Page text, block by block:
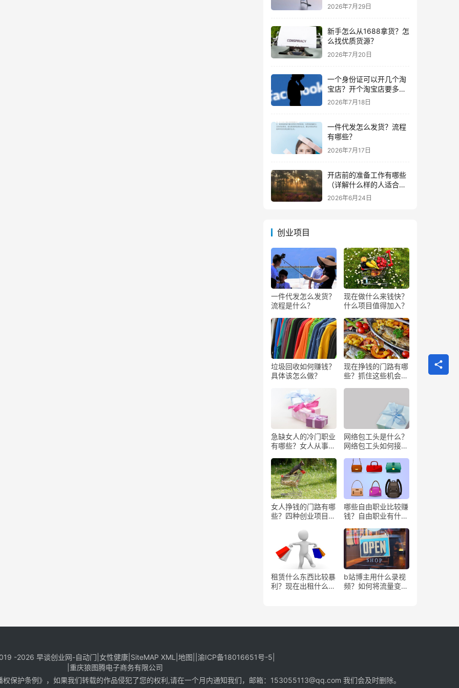
些？
2026年7月29日
新手怎么从1688拿货？怎
么找优质货源？
2026年7月20日
一个身份证可以开几个淘
宝店？开个淘宝店要多少
钱？
2026年7月18日
一件代发怎么发货？流程
有哪些？
2026年7月17日
开店前的准备工作有哪些
（详解什么样的人适合做
生意）
2026年6月24日
创业项目
一件代发怎么发货？
流程是什么？
现在做什么来钱快？
什么项目值得加入？
垃圾回收如何赚钱？
具体该怎么做？
现在挣钱的门路有哪
些？抓住这些机会闷
急缺女人的冷门职业
有哪些？女人从事哪
网络包工头是什么？
网络包工头如何接业
女人挣钱的门路有哪
些？四种创业项目推
哪些自由职业比较赚
钱？自由职业有什么
租赁什么东西比较暴
利？现在出租什么更
b站博主用什么录视
频？如何将流量变
-2026 早谈创业网-自动门 女性健康| SiteMAP XML 地图 渝ICP备18016651号-5
重庆狼图腾电子商务有限公司
保护条例》，如果我们转载的作品侵犯了您的权利,请在一个月内通知我们，邮箱：153055113@qq.com 我们会及时删除。